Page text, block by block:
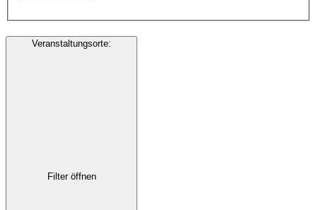
Veranstaltungsorte:
Filter öffnen